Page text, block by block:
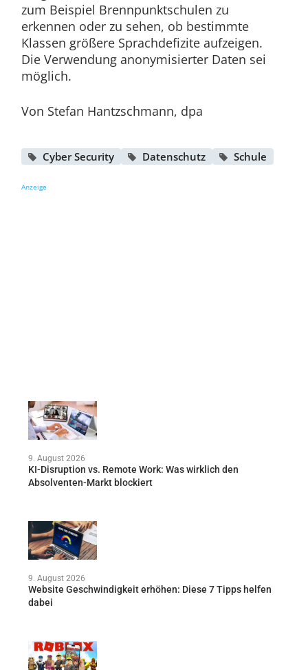
zum Beispiel Brennpunktschulen zu
erkennen oder zu sehen, ob bestimmte
Klassen größere Sprachdefizite aufzeigen.
Die Verwendung anonymisierter Daten sei
möglich.
Von Stefan Hantzschmann, dpa
Cyber Security Datenschutz Schule
Anzeige
9. August 2026
KI-Disruption vs. Remote Work: Was wirklich den
Absolventen-Markt blockiert
9. August 2026
Website Geschwindigkeit erhöhen: Diese 7 Tipps helfen
dabei